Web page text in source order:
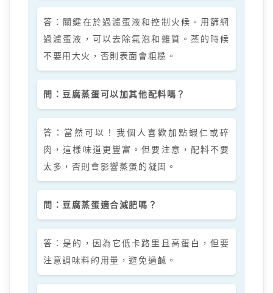
答：關鍵在於過濾蛋液和控制火候。用篩網
過濾蛋液，可以去除氣泡和雜質。蒸的時候
不要用大火，否則表面會粗糙。
問：豆腐蒸蛋可以加其他配料嗎？
答：當然可以！我個人喜歡加點蝦仁或碎
肉，這樣味道更豐富。但要注意，配料不要
太多，否則會影響蒸蛋的凝固。
問：豆腐蒸蛋適合減肥嗎？
答：是的，因為它低卡路里且高蛋白，但要
注意調味料的用量，避免過鹹。